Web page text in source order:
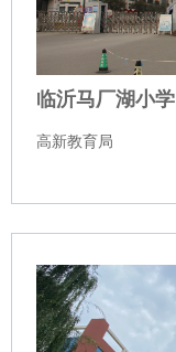
临沂马厂湖小学
高新教育局